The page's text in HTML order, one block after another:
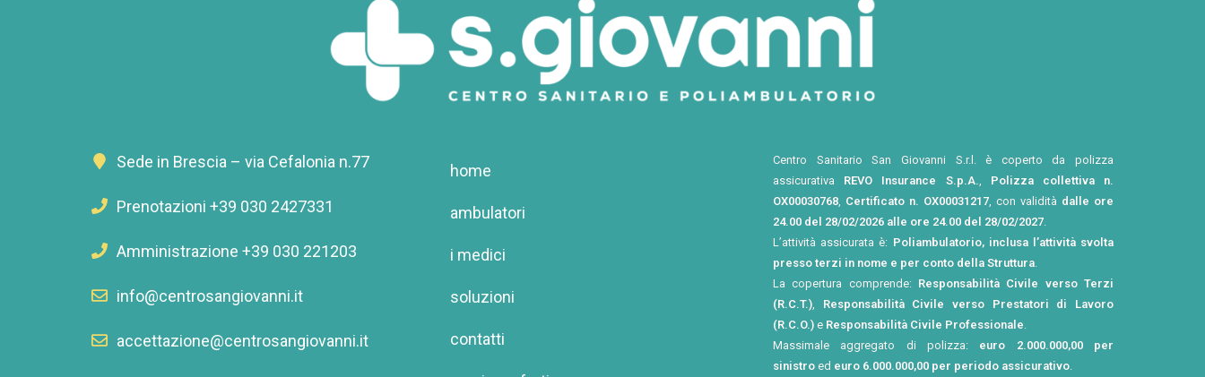
Sede in Brescia – via Cefalonia n.77
Prenotazioni +39 030 2427331
Amministrazione +39 030 221203
info@centrosangiovanni.it
accettazione@centrosangiovanni.it
home
ambulatori
i medici
soluzioni
contatti
Centro Sanitario San Giovanni S.r.l. è coperto da polizza
assicurativa REVO Insurance S.p.A.
Polizza collettiva n.
OX00030768 Certificato n. OX00031217 , con validità dalle ore
24.00 del 28/02/2026 alle ore 24.00 del 28/02/2027
L’attività assicurata è: Poliambulatorio, inclusa l’attività svolta
presso terzi in nome e per conto della Struttura
La copertura comprende: Responsabilità Civile verso Terzi
(R.C.T.)
Responsabilità Civile verso Prestatori di Lavoro
(R.C.O.) e Responsabilità Civile Professionale
Massimale aggregato di polizza: euro 2.000.000,00 per
sinistro ed euro 6.000.000,00 per periodo assicurativo